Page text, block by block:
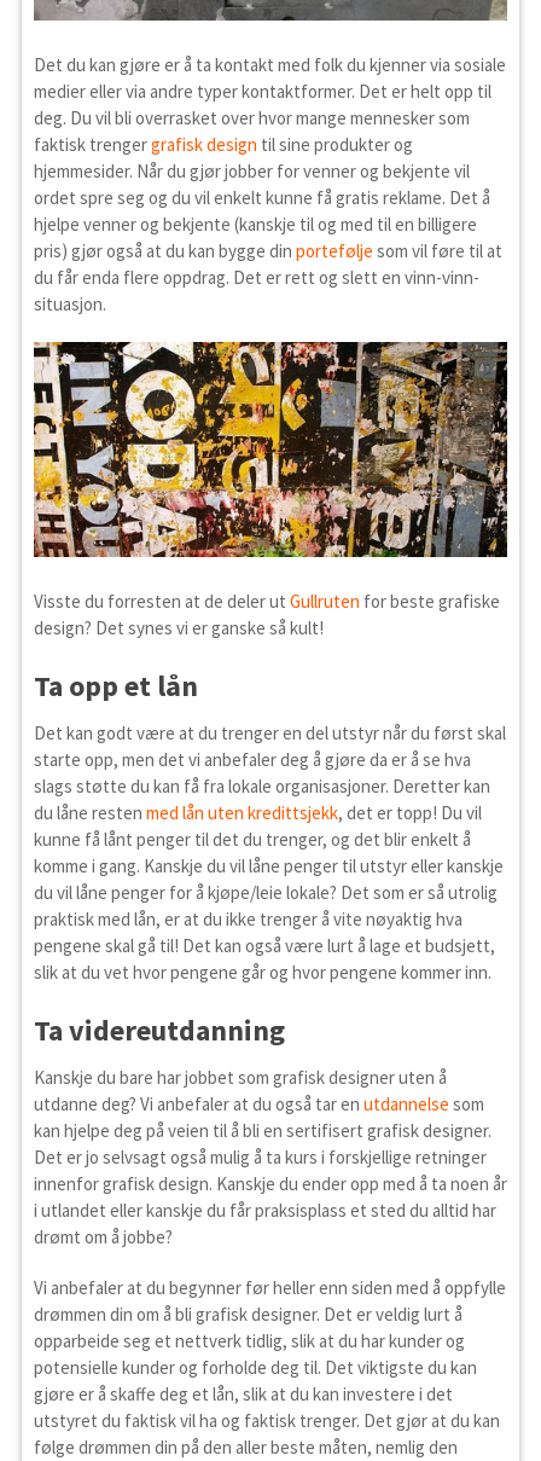
Det du kan gjøre er å ta kontakt med folk du kjenner via sosiale
medier eller via andre typer kontaktformer. Det er helt opp til
deg. Du vil bli overrasket over hvor mange mennesker som
faktisk trengergrafisk design til sine produkter og
hjemmesider. Når du gjør jobber for venner og bekjente vil
ordet spre seg og du vil enkelt kunne få gratis reklame. Det å
hjelpe venner og bekjente (kanskje til og med til en billigere
pris) gjør også at du kan bygge din portefølje som vil føre til at
du får enda flere oppdrag. Det er rett og slett en vinn-vinn-
situasjon.
Visste du forresten at de deler ut Gullruten for beste grafiske
design? Det synes vi er ganske så kult!
Ta opp et lån
Det kan godt være at du trenger en del utstyr når du først skal
starte opp, men det vi anbefaler deg å gjøre da er å se hva
slags støtte du kan få fra lokale organisasjoner. Deretter kan
du låne resten med lån uten kredittsjekk, det er topp! Du vil
kunne få lånt penger til det du trenger, og det blir enkelt å
komme i gang. Kanskje du vil låne penger til utstyr eller kanskje
du vil låne penger for å kjøpe/leie lokale? Det som er så utrolig
praktisk med lån, er at du ikke trenger å vite nøyaktig hva
pengene skal gå til! Det kan også være lurt å lage et budsjett,
slik at du vet hvor pengene går og hvor pengene kommer inn.
Ta videreutdanning
Kanskje du bare har jobbet som grafisk designer uten å
utdanne deg? Vi anbefaler at du også tar en utdannelse som
kan hjelpe deg på veien til å bli en sertifisert grafisk designer.
Det er jo selvsagt også mulig å ta kurs i forskjellige retninger
innenfor grafisk design. Kanskje du ender opp med å ta noen år
i utlandet eller kanskje du får praksisplass et sted du alltid har
drømt om å jobbe?
Vi anbefaler at du begynner før heller enn siden med å oppfylle
drømmen din om å bli grafisk designer. Det er veldig lurt å
opparbeide seg et nettverk tidlig, slik at du har kunder og
potensielle kunder og forholde deg til. Det viktigste du kan
gjøre er å skaffe deg et lån, slik at du kan investere i det
utstyret du faktisk vil ha og faktisk trenger. Det gjør at du kan
følge drømmen din på den aller beste måten, nemlig den